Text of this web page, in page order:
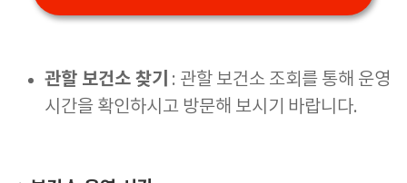
관할 보건소 찾기 : 관할 보건소 조회를 통해 운영
시간을 확인하시고 방문해 보시기 바랍니다.